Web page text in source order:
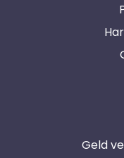
Geld